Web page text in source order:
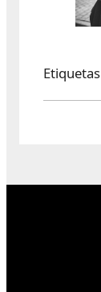
Etiquetas